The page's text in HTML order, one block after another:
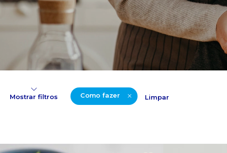
Mostrar filtros Como fazer Limpar